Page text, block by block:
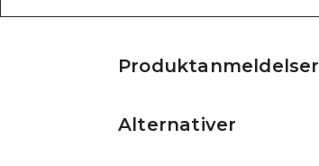
Produktanmeldelser
Alternativer